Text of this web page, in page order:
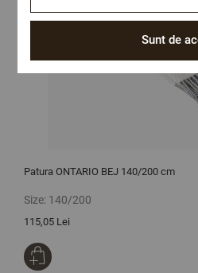
Patura ONTARIO BEJ 140/200 cm
Size: 140/200
115,05 Lei
Sunt de